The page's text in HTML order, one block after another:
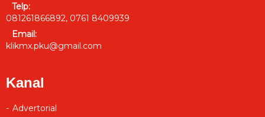
Telp:
081261866892, 0761 8409939
Email:
klikmx.pku@gmail.com
Kanal
Advertorial